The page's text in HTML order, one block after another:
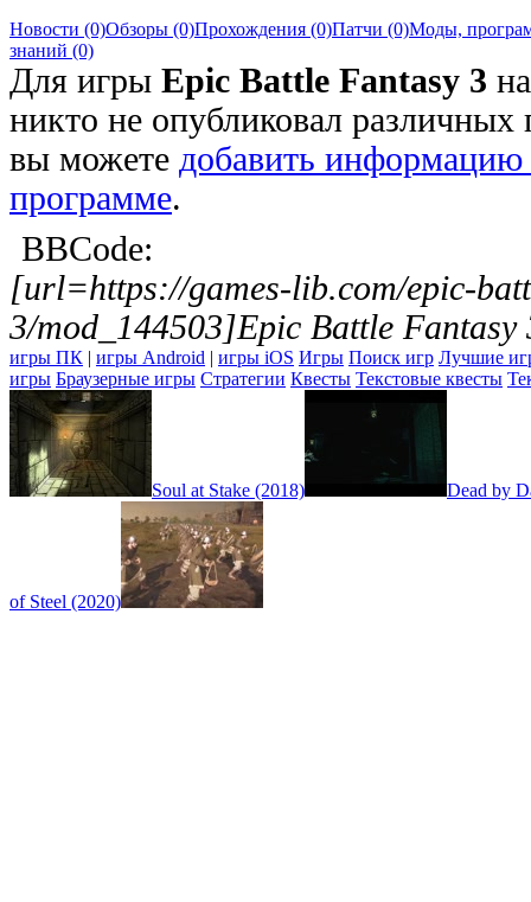
Новости (0)Обзоры (0)Прохождения (0)Патчи (0)Моды,
знаний (0)
Для игры Epic Battle Fantasy 3
никто не опубликовал
вы можете добавить
программе.
BBCode:
[url=https://games-lib.com/epic-
3/mod_144503]Epic Battle
игры ПК | игры Android | игры iOS Игры Поиск игр Лучшие
игры Браузерные игры Стратегии Квесты Текстовые квесты
Soul at Stake (2018) Dead by
of Steel (2020)